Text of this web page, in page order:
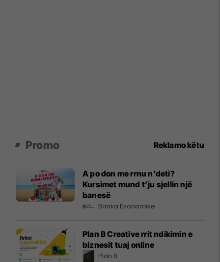
Promo Reklamo këtu
A po don me rrnu n’deti?
Kursimet mund t’ju sjellin një
banesë
Banka Ekonomike
Plan B Creative rrit ndikimin e
biznesit tuaj online
Plan B